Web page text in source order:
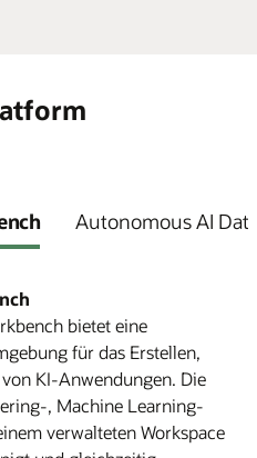
Autonomous AI
bietet eine
für das Erstellen,
KI-Anwendungen. Die
, Machine Learning-
verwalteten Workspace